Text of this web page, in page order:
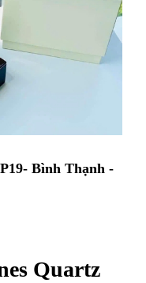
Bình Thạnh -
Quartz